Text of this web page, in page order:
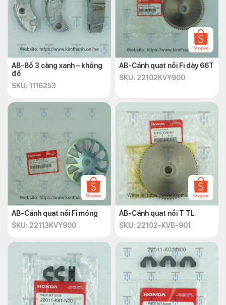
AB-Bố 3 càng xanh – không
đế
SKU: 1116253
AB-Cánh quạt nồi Fi dày 66T
SKU: 22102KVY900
AB-Cánh quạt nồi Fi mỏng
SKU: 22113KVY900
AB-Cánh quạt nồi T TL
SKU: 22102-KVB-901